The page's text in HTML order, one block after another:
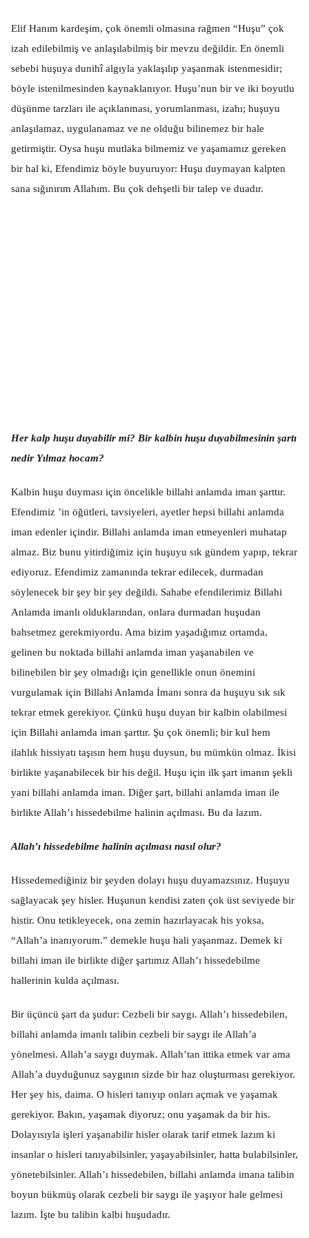
Elif Hanım kardeşim, çok önemli olmasına rağmen “Huşu” çok
izah edilebilmiş ve anlaşılabilmiş bir mevzu değildir. En önemli
sebebi huşuya dunihî algıyla yaklaşılıp yaşanmak istenmesidir;
böyle istenilmesinden kaynaklanıyor. Huşu’nun bir ve iki boyutlu
düşünme tarzları ile açıklanması, yorumlanması, izahı; huşuyu
anlaşılamaz, uygulanamaz ve ne olduğu bilinemez bir hale
getirmiştir. Oysa huşu mutlaka bilmemiz ve yaşamamız gereken
bir hal ki, Efendimiz böyle buyuruyor: Huşu duymayan kalpten
sana sığınırım Allahım. Bu çok dehşetli bir talep ve duadır.
Her kalp huşu duyabilir mi? Bir kalbin huşu duyabilmesinin şartı
nedir Yılmaz hocam?
Kalbin huşu duyması için öncelikle billahi anlamda iman şarttır.
Efendimiz ’in öğütleri, tavsiyeleri, ayetler hepsi billahi anlamda
iman edenler içindir. Billahi anlamda iman etmeyenleri muhatap
almaz. Biz bunu yitirdiğimiz için huşuyu sık gündem yapıp, tekrar
ediyoruz. Efendimiz zamanında tekrar edilecek, durmadan
söylenecek bir şey bir şey değildi. Sahabe efendilerimiz Billahi
Anlamda imanlı olduklarından, onlara durmadan huşudan
bahsetmez gerekmiyordu. Ama bizim yaşadığımız ortamda,
gelinen bu noktada billahi anlamda iman yaşanabilen ve
bilinebilen bir şey olmadığı için genellikle onun önemini
vurgulamak için Billahi Anlamda İmanı sonra da huşuyu sık sık
tekrar etmek gerekiyor. Çünkü huşu duyan bir kalbin olabilmesi
için Billahi anlamda iman şarttır. Şu çok önemli; bir kul hem
ilahlık hissiyatı taşısın hem huşu duysun, bu mümkün olmaz. İkisi
birlikte yaşanabilecek bir his değil. Huşu için ilk şart imanın şekli
yani billahi anlamda iman. Diğer şart, billahi anlamda iman ile
birlikte Allah’ı hissedebilme halinin açılması. Bu da lazım.
Allah’ı hissedebilme halinin açılması nasıl olur?
Hissedemediğiniz bir şeyden dolayı huşu duyamazsınız. Huşuyu
sağlayacak şey hisler. Huşunun kendisi zaten çok üst seviyede bir
histir. Onu tetikleyecek, ona zemin hazırlayacak his yoksa,
“Allah’a inanıyorum.” demekle huşu hali yaşanmaz. Demek ki
billahi iman ile birlikte diğer şartımız Allah’ı hissedebilme
hallerinin kulda açılması.
Bir üçüncü şart da şudur: Cezbeli bir saygı. Allah’ı hissedebilen,
billahi anlamda imanlı talibin cezbeli bir saygı ile Allah’a
yönelmesi. Allah’a saygı duymak. Allah’tan ittika etmek var ama
Allah’a duyduğunuz saygının sizde bir haz oluşturması gerekiyor.
Her şey his, daima. O hisleri tanıyıp onları açmak ve yaşamak
gerekiyor. Bakın, yaşamak diyoruz; onu yaşamak da bir his.
Dolayısıyla işleri yaşanabilir hisler olarak tarif etmek lazım ki
insanlar o hisleri tanıyabilsinler, yaşayabilsinler, hatta bulabilsinler,
yönetebilsinler. Allah’ı hissedebilen, billahi anlamda imana talibin
boyun bükmüş olarak cezbeli bir saygı ile yaşıyor hale gelmesi
lazım. İşte bu talibin kalbi huşudadır.